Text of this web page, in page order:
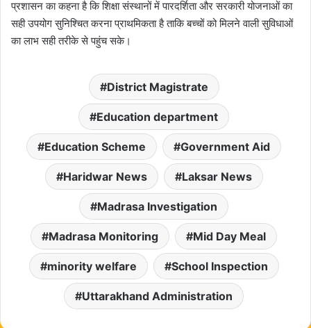
प्रशासन का कहना है कि शिक्षा संस्थानों में पारदर्शिता और सरकारी योजनाओं का
सही उपयोग सुनिश्चित करना प्राथमिकता है ताकि बच्चों को मिलने वाली सुविधाओं
का लाभ सही तरीके से पहुंच सके।
District Magistrate
Education department
Education Scheme Government Aid
Haridwar News Laksar News
Madrasa Investigation
Madrasa Monitoring Mid Day Meal
minority welfare School Inspection
Uttarakhand Administration